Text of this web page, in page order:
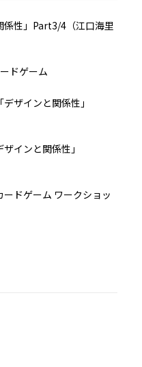
係性」Part3/4（江口海里
ドゲーム
ザインと関係性」
インと関係性」
ードゲーム ワークショッ